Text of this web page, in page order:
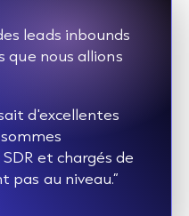
leads inbounds
que nous allions
d'excellentes
et chargés de
pas au niveau.”